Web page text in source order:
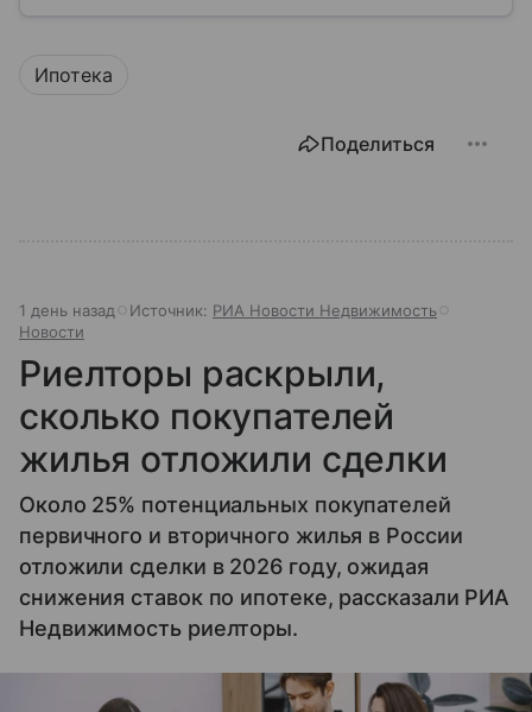
Ипотека
Поделиться
1 день назад Источник: РИА Новости Недвижимость
Новости
Риелторы раскрыли,
сколько покупателей
жилья отложили сделки
Около 25% потенциальных покупателей
первичного и вторичного жилья в России
отложили сделки в 2026 году, ожидая
снижения ставок по ипотеке, рассказали РИА
Недвижимость риелторы.